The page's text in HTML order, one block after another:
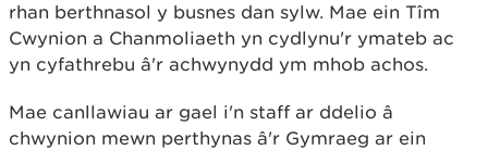
rhan berthnasol y busnes dan sylw. Mae ein Tîm
Cwynion a Chanmoliaeth yn cydlynu'r ymateb ac
yn cyfathrebu â'r achwynydd ym mhob achos.
Mae canllawiau ar gael i'n staff ar ddelio â
chwynion mewn perthynas â'r Gymraeg ar ein